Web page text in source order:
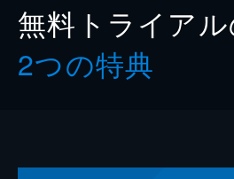
無料トライア
2つの特典